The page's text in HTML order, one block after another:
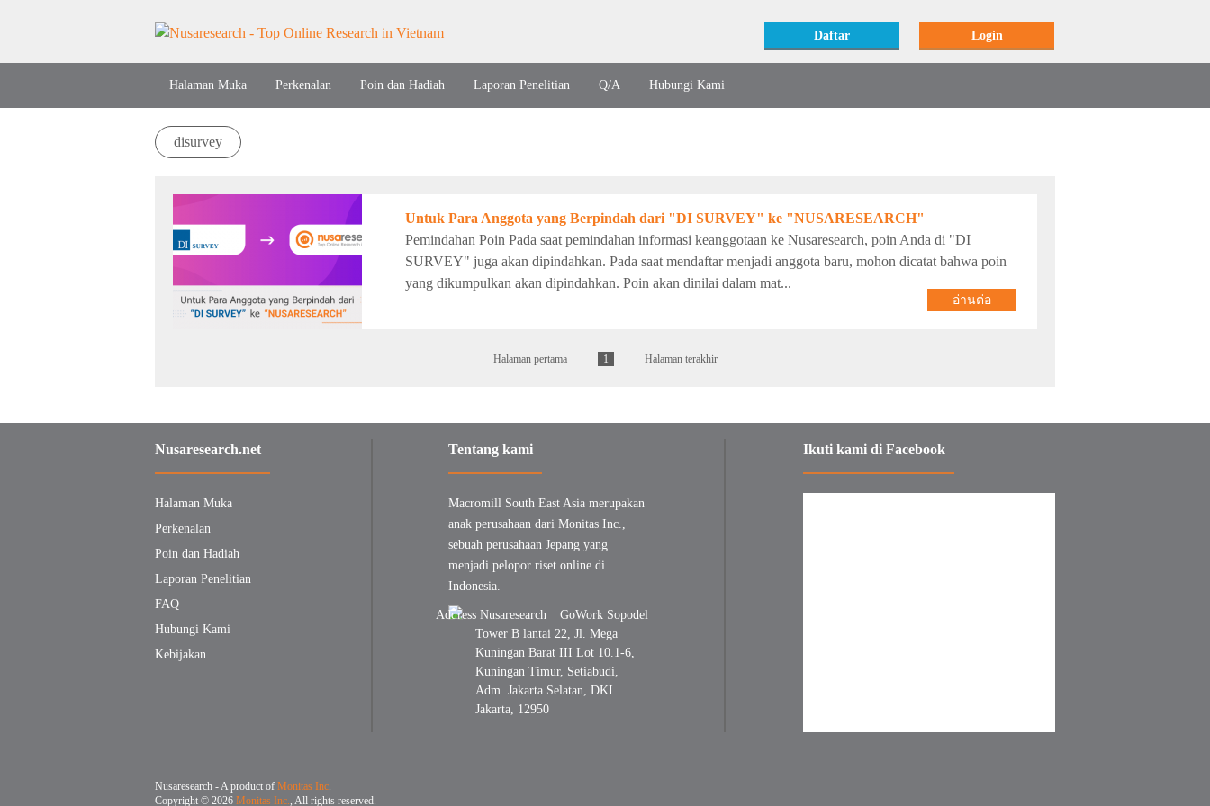
Daftar Login
Halaman Muka Perkenalan Poin dan Hadiah Laporan Penelitian Q/A Hubungi Kami
disurvey
Untuk Para Anggota yang Berpindah dari "DI SURVEY" ke "NUSARESEARCH"
Pemindahan Poin Pada saat pemindahan informasi keanggotaan ke Nusaresearch, poin Anda di "DI
SURVEY" juga akan dipindahkan. Pada saat mendaftar menjadi anggota baru, mohon dicatat bahwa poin
yang dikumpulkan akan dipindahkan. Poin akan dinilai dalam mat...
อ่านต่อ
Halaman pertama 1 Halaman terakhir
Nusaresearch.net
Halaman Muka
Perkenalan
Poin dan Hadiah
Laporan Penelitian
FAQ
Hubungi Kami
Kebijakan
Tentang kami
Macromill South East Asia merupakan
anak perusahaan dari Monitas Inc.,
sebuah perusahaan Jepang yang
menjadi pelopor riset online di
Indonesia.
GoWork Sopodel
Tower B lantai 22, Jl. Mega
Kuningan Barat III Lot 10.1-6,
Kuningan Timur, Setiabudi,
Adm. Jakarta Selatan, DKI
Jakarta, 12950
Ikuti kami di Facebook
Nusaresearch - A product of Monitas Inc.
Copyright © 2026 Monitas Inc., All rights reserved.